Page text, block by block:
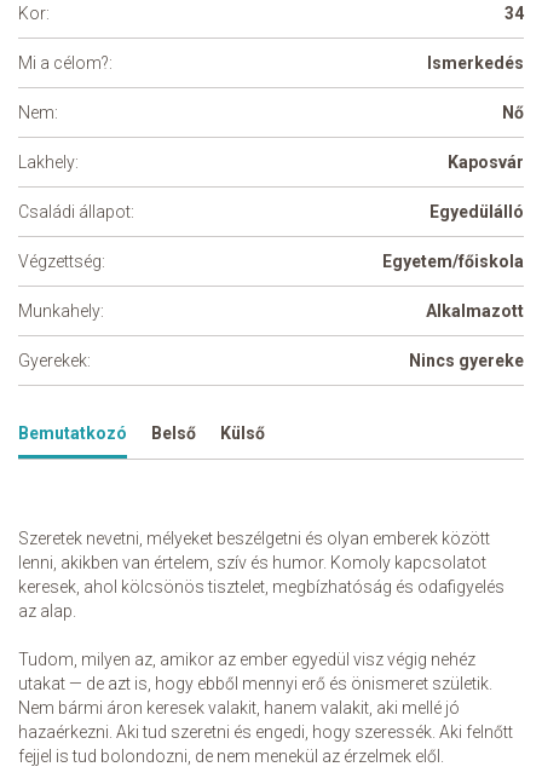
Kor: 34
Mi a célom?: Ismerkedés
Nem: Nő
Lakhely: Kaposvár
Családi állapot: Egyedülálló
Végzettség: Egyetem/főiskola
Munkahely: Alkalmazott
Gyerekek: Nincs gyereke
Bemutatkozó Belső Külső
Szeretek nevetni, mélyeket beszélgetni és olyan emberek között
lenni, akikben van értelem, szív és humor. Komoly kapcsolatot
keresek, ahol kölcsönös tisztelet, megbízhatóság és odafigyelés
az alap.
Tudom, milyen az, amikor az ember egyedül visz végig nehéz
utakat — de azt is, hogy ebből mennyi erő és önismeret születik.
Nem bármi áron keresek valakit, hanem valakit, aki mellé jó
hazaérkezni. Aki tud szeretni és engedi, hogy szeressék. Aki felnőtt
fejjel is tud bolondozni, de nem menekül az érzelmek elől.